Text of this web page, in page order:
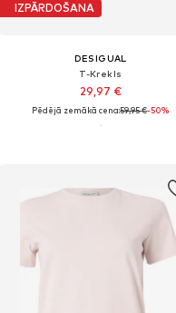
IZPĀRDOŠANA
DESIGUAL
T-Krekls
29,97 €
Pēdējā zemākā cena:59,95 €-50%